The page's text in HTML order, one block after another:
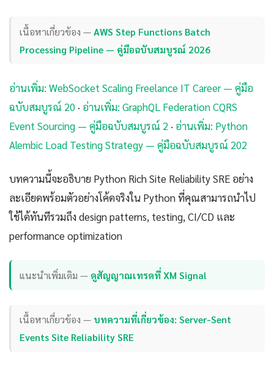
เนื้อหาเกี่ยวข้อง —AWS Step Functions Batch
Processing Pipeline — คู่มือฉบับสมบูรณ์ 2026
อ่านเพิ่ม: WebSocket Scaling Freelance IT Career — คู่มือ
ฉบับสมบูรณ์ 20 · อ่านเพิ่ม: GraphQL Federation CQRS
Event Sourcing — คู่มือฉบับสมบูรณ์ 2 · อ่านเพิ่ม: Python
Alembic Load Testing Strategy — คู่มือฉบับสมบูรณ์ 202
บทความนี้จะอธิบาย Python Rich Site Reliability SRE อย่าง
ละเอียดพร้อมตัวอย่างโค้ดจริงใน Python ที่คุณสามารถนำไป
ใช้ได้ทันทีรวมถึง design patterns, testing, CI/CD และ
performance optimization
แนะนำเพิ่มเติม — ดูสัญญาณเทรดที่ XM Signal
เนื้อหาเกี่ยวข้อง — บทความที่เกี่ยวข้อง: Server-Sent
Events Site Reliability SRE